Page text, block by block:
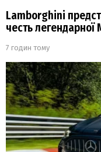
Lamborghini
честь легендарної
7 годин тому